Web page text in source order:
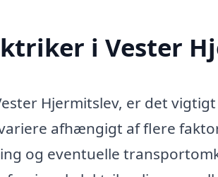
i Vester
Hjermitslev, er det
afhængigt af flere
og eventuelle